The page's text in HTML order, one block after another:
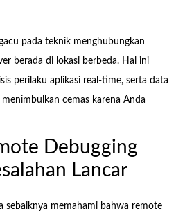
pada teknik menghubungkan
berada di lokasi berbeda. Hal ini
perilaku aplikasi real-time, serta data
cemas karena Anda
Debugging
Lancar
sebaiknya memahami bahwa remote